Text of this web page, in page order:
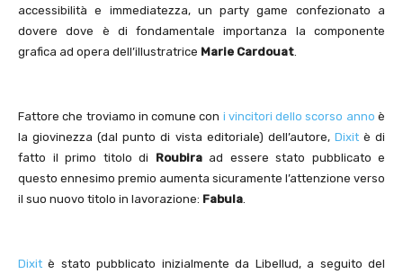
accessibilità e immediatezza, un party game confezionato a
dovere dove è di fondamentale importanza la componente
grafica ad opera dell’illustratrice Marie Cardouat.
Fattore che troviamo in comune con i vincitori dello scorso anno è
la giovinezza (dal punto di vista editoriale) dell’autore, Dixitè di
fatto il primo titolo di Roubiraad essere stato pubblicato e
questo ennesimo premio aumenta sicuramente l’attenzione verso
il suo nuovo titolo in lavorazione: Fabula.
Dixit è stato pubblicato inizialmente da Libellud, a seguito del